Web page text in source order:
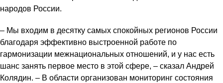
народов России.
– Мы входим в десятку самых спокойных регионов России
благодаря эффективно выстроенной работе по
гармонизации межнациональных отношений, и у нас есть
шанс занять первое место в этой сфере, – сказал Андрей
Колядин. – В области организован мониторинг состояния